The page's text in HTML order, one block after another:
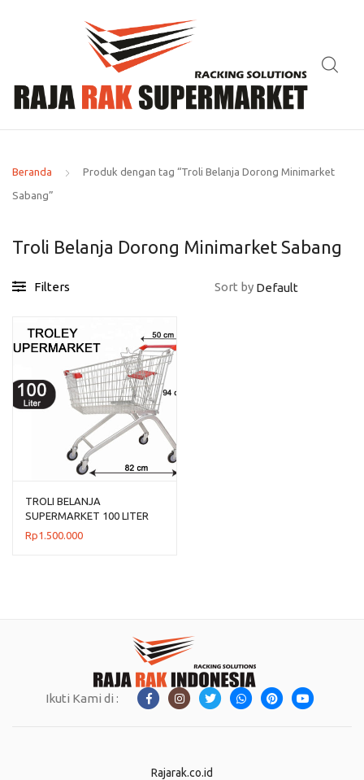
Beranda Produk dengan tag “Troli Belanja Dorong Minimarket
Sabang”
Troli Belanja Dorong Minimarket Sabang
Filters Sort by
TROLI BELANJA
SUPERMARKET 100 LITER
TIPE TS-100L RAJARAK
Rp1.500.000
Ikuti Kami di :
Rajarak.co.id